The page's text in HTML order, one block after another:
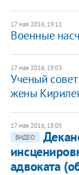
17 мая 2016, 19:11
Военные
17 мая 2016, 19:03
Ученый
жены
17 мая 2016, 18:05
ВИДЕО
адвоката